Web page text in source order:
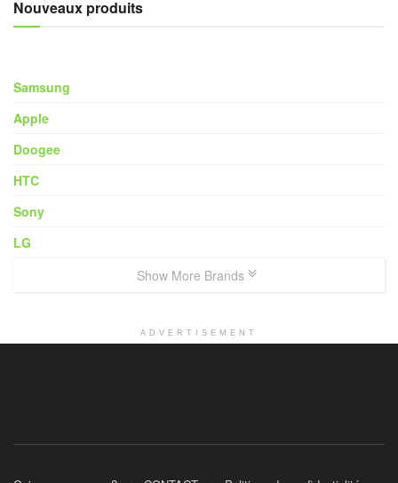
Nouveaux produits
Samsung
Apple
Doogee
HTC
Sony
LG
Show More Brands
ADVERTISEMENT